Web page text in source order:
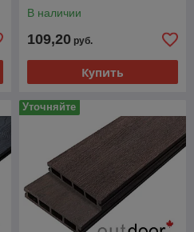
В наличии
109,20 руб.
Купить
Уточняйте